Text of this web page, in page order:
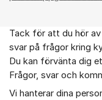
Om forumet
Tack för att du hör
svar på frågor kring
Du kan förvänta dig
Frågor, svar och
Vi hanterar dina